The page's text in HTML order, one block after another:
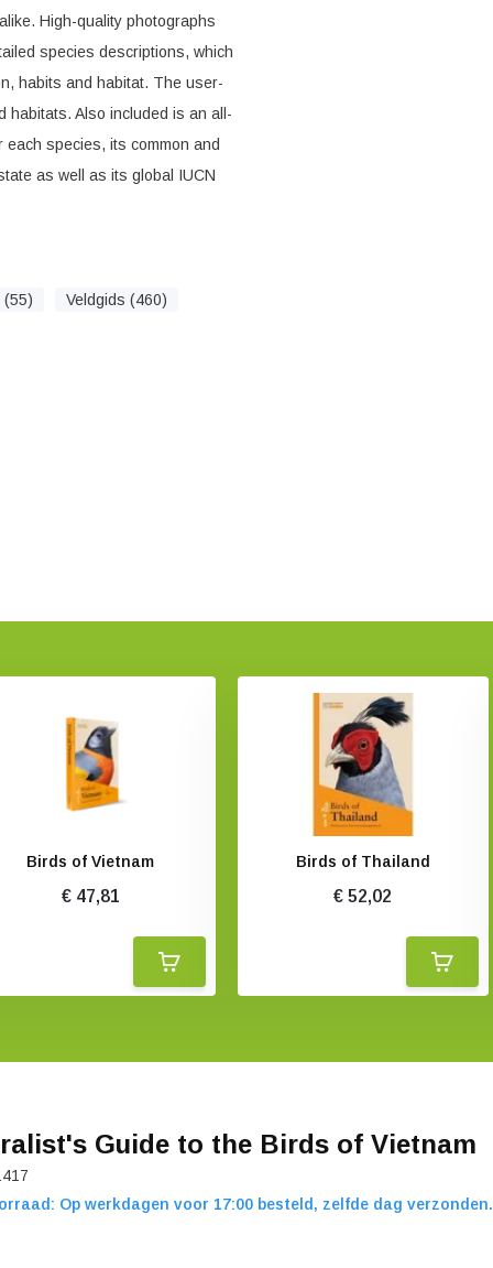
High-quality photographs
species descriptions, which
habits and habitat. The user-
habitats. Also included is an all-
each species, its common and
as well as its global IUCN
(55)
Veldgids (460)
Birds of Vietnam
€ 47,81
Birds of Thailand
€ 52,02
Guide to the Birds of Vietnam
Op werkdagen voor 17:00 besteld, zelfde dag verzonden.